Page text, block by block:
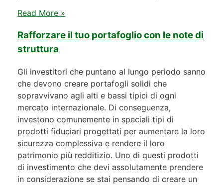
Read More »
Rafforzare il tuo portafoglio con le note di
struttura
Gli investitori che puntano al lungo periodo sanno
che devono creare portafogli solidi che
sopravvivano agli alti e bassi tipici di ogni
mercato internazionale. Di conseguenza,
investono comunemente in speciali tipi di
prodotti fiduciari progettati per aumentare la loro
sicurezza complessiva e rendere il loro
patrimonio più redditizio. Uno di questi prodotti
di investimento che devi assolutamente prendere
in considerazione se stai pensando di creare un